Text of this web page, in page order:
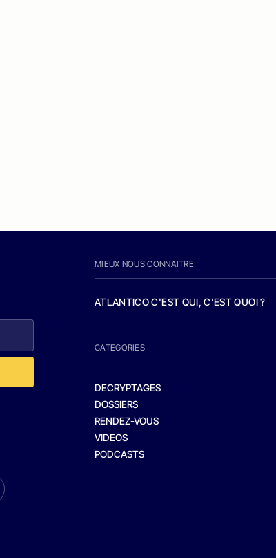
MIEUX NOUS CONNAITRE
ATLANTICO C'EST QUI, C'EST QUOI ?
CATEGORIES
DECRYPTAGES
DOSSIERS
RENDEZ-VOUS
VIDEOS
PODCASTS